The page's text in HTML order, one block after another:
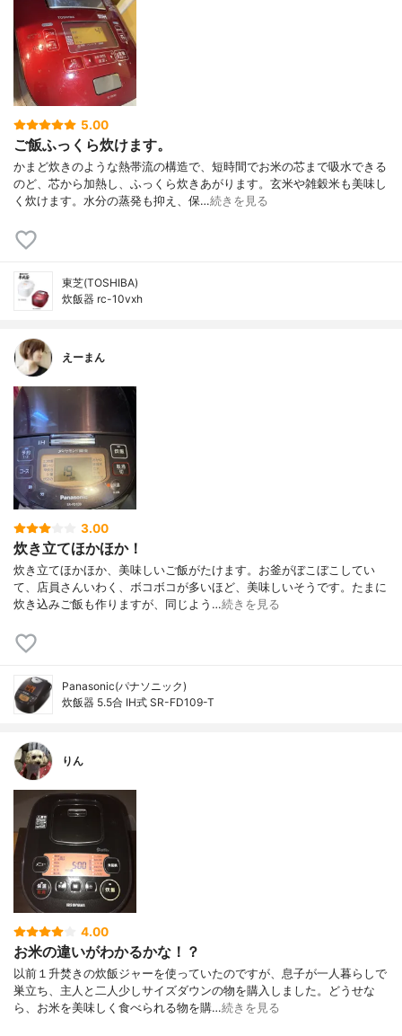
5.00
ご飯ふっくら炊けます。
かまど炊きのような熱帯流の構造で、短時間でお米の芯まで吸水できる
のど、芯から加熱し、ふっくら炊きあがります。玄米や雑穀米も美味し
く炊けます。水分の蒸発も抑え、保…続きを見る
東芝(TOSHIBA)
炊飯器 rc-10vxh
えーまん
3.00
炊き立てほかほか！
炊き立てほかほか、美味しいご飯がたけます。お釜がぼこぼこしてい
て、店員さんいわく、ボコボコが多いほど、美味しいそうです。たまに
炊き込みご飯も作りますが、同じよう…続きを見る
Panasonic(パナソニック)
炊飯器 5.5合 IH式 SR-FD109-T
りん
4.00
お米の違いがわかるかな！？
以前１升焚きの炊飯ジャーを使っていたのですが、息子が一人暮らしで
巣立ち、主人と二人少しサイズダウンの物を購入しました。どうせな
ら、お米を美味しく食べられる物を購…続きを見る